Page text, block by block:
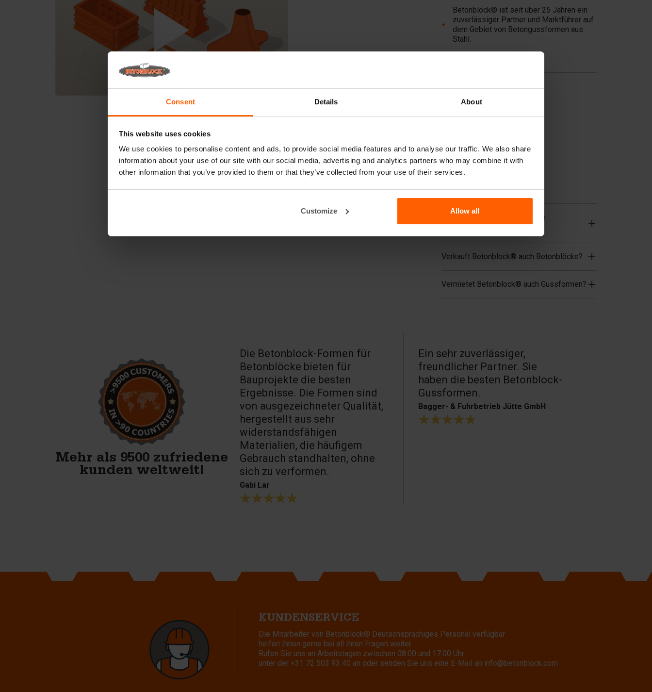
Consent Details About
This website uses cookies
We use cookies to personalise content and ads, to provide social media features and to analyse our traffic. We also share
information about your use of our site with our social media, advertising and analytics partners who may combine it with
other information that you’ve provided to them or that they’ve collected from your use of their services.
Customize Allow all
Betonblock® ist seit über 25 Jahren ein
zuverlässiger Partner und Marktführer auf
dem Gebiet von Betongussformen aus
Stahl.
Deckplatten
Hebezeuge
Zubehör
Ersatzteile
Häufig gestellte Fragen
Aus welchem Material sind die
Verkauft Betonblock® auch Betonblöcke?
Vermietet Betonblock® auch Gussformen?
Mehr als 9500 zufriedene
kunden weltweit!
Produktion von
Betonblöcken. Mit den
Formen von Betonblock sind
wir bestens vorbereitet.
Anton Koelma
Die Betonblock-Formen für
Betonblöcke bieten für
Bauprojekte die besten
Ergebnisse. Die Formen sind
von ausgezeichneter Qualität,
hergestellt aus sehr
widerstandsfähigen
Materialien, die häufigem
Gebrauch standhalten, ohne
sich zu verformen.
Gabi Lar
Ein sehr zuverlässiger,
freundlicher Partner. Sie
haben die besten Betonblock-
Gussformen.
Bagger- & Fuhrbetrieb Jütte GmbH
KUNDENSERVICE
Die Mitarbeiter von Betonblock® Deutschsprachiges Personal verfügbar
helfen Ihnen gerne bei all Ihren Fragen weiter.
Rufen Sie uns an Arbeitstagen zwischen 08:00 und 17:00 Uhr
unter der +31 72 503 93 40 an oder senden Sie uns eine E-Mail an info@betonblock.com